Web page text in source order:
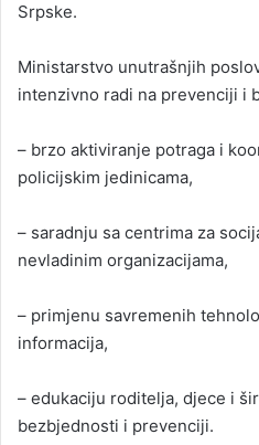
Srpske.
Ministarstvo unutrašnjih
intenzivno radi na prevenciji i
– brzo aktiviranje potraga i
policijskim jedinicama,
– saradnju sa centrima za
nevladinim organizacijama,
– primjenu savremenih
informacija,
– edukaciju roditelja, djece i
bezbjednosti i prevenciji.